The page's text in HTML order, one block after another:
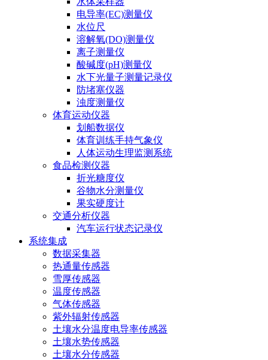
电导率(EC)测量仪
水位尺
溶解氧(DO)测量仪
离子测量仪
酸碱度(pH)测量仪
水下光量子测量记录仪
防堵塞仪器
浊度测量仪
体育运动仪器
划船数据仪
体育训练手持气象仪
人体运动生理监测系统
食品检测仪器
折光糖度仪
谷物水分测量仪
果实硬度计
交通分析仪器
汽车运行状态记录仪
系统集成
数据采集器
热通量传感器
雪厚传感器
温度传感器
气体传感器
紫外辐射传感器
土壤水分温度电导率传感器
土壤水势传感器
土壤水分传感器